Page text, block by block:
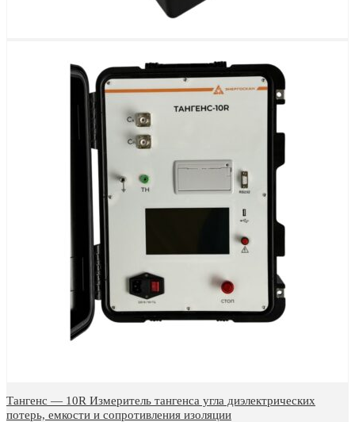
Тангенс — 10R Измеритель тангенса угла диэлектрических
потерь, емкости и сопротивления изоляции